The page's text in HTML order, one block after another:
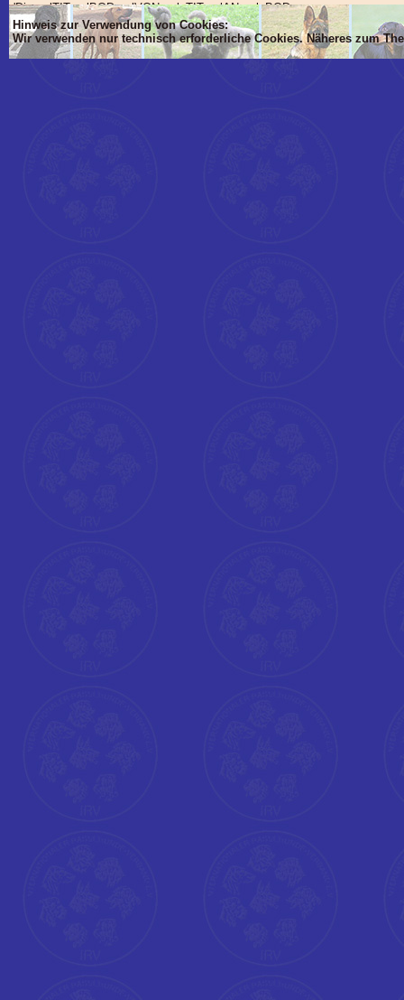
Hinweis zur Verwendung von Cookies:
Wir verwenden nur technisch erforderliche Cookies. Näheres zum
'Dim mlTIT, mlBOD, mlVON, mlsTIT, mlAN, mlsBOD